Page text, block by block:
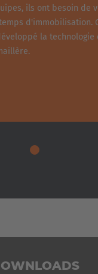
ils ont besoin de
d'immobilisation.
la technologie